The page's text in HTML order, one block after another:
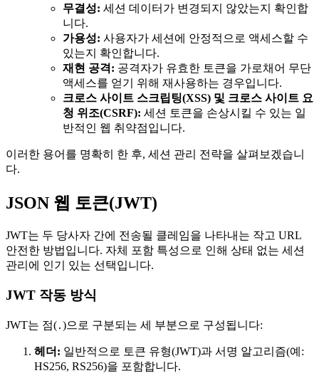
무결성: 세션 데이터가 변경되지 않았는지 확인합
니다.
가용성: 사용자가 세션에 안정적으로 액세스할 수
있는지 확인합니다.
재현 공격: 공격자가 유효한 토큰을 가로채어 무단
액세스를 얻기 위해 재사용하는 경우입니다.
크로스 사이트 스크립팅(XSS) 및 크로스 사이트 요
청 위조(CSRF): 세션 토큰을 손상시킬 수 있는 일
반적인 웹 취약점입니다.
이러한 용어를 명확히 한 후, 세션 관리 전략을 살펴보겠습니
다.
JSON 웹 토큰(JWT)
JWT는 두 당사자 간에 전송될 클레임을 나타내는 작고 URL
안전한 방법입니다. 자체 포함 특성으로 인해 상태 없는 세션
관리에 인기 있는 선택입니다.
JWT 작동 방식
JWT는 점( . )으로 구분되는 세 부분으로 구성됩니다:
헤더: 일반적으로 토큰 유형(JWT)과 서명 알고리즘(예:
HS256, RS256)을 포함합니다.